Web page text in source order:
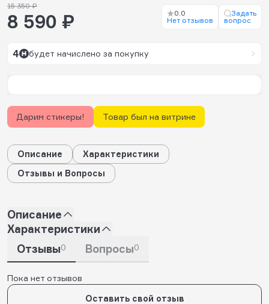
15 350 ₽
8 590 ₽
0.0
Нет отзывов
Задать
вопрос
4 будет начислено за покупку
Дарим стикеры! Товар был на витрине
Описание
Характеристики
Отзывы и Вопросы
Описание
Характеристики
Отзывы0 Вопросы0
Пока нет отзывов
Оставить свой отзыв